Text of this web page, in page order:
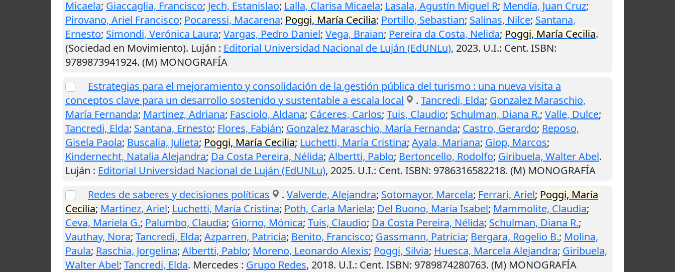
Micaela; Giaccaglia, Francisco; Jech, Estanislao; Lalla, Clarisa Micaela; Lasala, Agustín Miguel R; Mendía, Juan Cruz;
Pirovano, Ariel Francisco; Pocaressi, Macarena; Poggi, María Cecilia; Portillo, Sebastian; Salinas, Nilce; Santana,
Ernesto; Simondi, Verónica Laura; Vargas, Pedro Daniel; Vega, Braian; Pereira da Costa, Nelida; Poggi, María Cecilia.
(Sociedad en Movimiento). Luján : Editorial Universidad Nacional de Luján (EdUNLu), 2023. U.I.: Cent. ISBN:
9789873941924. (M) MONOGRAFÍA
Estrategias para el mejoramiento y consolidación de la gestión pública del turismo : una nueva visita a
conceptos clave para un desarrollo sostenido y sustentable a escala local
. Tancredi, Elda; Gonzalez Maraschio,
María Fernanda; Martinez, Adriana; Fasciolo, Aldana; Cáceres, Carlos; Tuis, Claudio; Schulman, Diana R.; Valle, Dulce;
Tancredi, Elda; Santana, Ernesto; Flores, Fabián; Gonzalez Maraschio, María Fernanda; Castro, Gerardo; Reposo,
Gisela Paola; Buscalia, Julieta; Poggi, María Cecilia; Luchetti, María Cristina; Ayala, Mariana; Giop, Marcos;
Kindernecht, Natalia Alejandra; Da Costa Pereira, Nélida; Albertti, Pablo; Bertoncello, Rodolfo; Giribuela, Walter Abel.
Luján : Editorial Universidad Nacional de Luján (EdUNLu), 2025. U.I.: Cent. ISBN: 9786316582218. (M) MONOGRAFÍA
Redes de saberes y decisiones políticas
. Valverde, Alejandra; Sotomayor, Marcela; Ferrari, Ariel; Poggi, María
Cecilia; Martinez, Ariel; Luchetti, María Cristina; Poth, Carla Mariela; Del Buono, María Isabel; Mammolite, Claudia;
Ceva, Mariela G.; Palumbo, Claudia; Giorno, Mónica; Tuis, Claudio; Da Costa Pereira, Nélida; Schulman, Diana R.;
Vauthay, Nora; Tancredi, Elda; Azparren, Patricia; Benito, Francisco; Gassmann, Patricia; Bergara, Rogelio B.; Molina,
Paula; Raschia, Jorgelina; Albertti, Pablo; Moreno, Leonardo Alexis; Poggi, Silvia; Huesca, Marcela Alejandra; Giribuela,
Walter Abel; Tancredi, Elda. Mercedes : Grupo Redes, 2018. U.I.: Cent. ISBN: 9789874280763. (M) MONOGRAFÍA